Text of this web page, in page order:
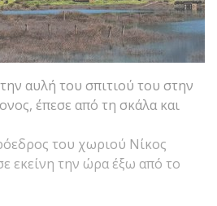
αυλή του σπιτιού του στην
έπεσε από τη σκάλα και
του χωριού Νίκος
εκείνη την ώρα έξω από το